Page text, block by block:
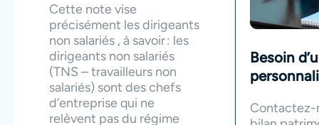
Cette note vise
précisément les dirigeants
non salariés , à savoir : les
dirigeants non salariés
(TNS – travailleurs non
salariés) sont des chefs
d’entreprise qui ne
relèvent pas du régime
Besoin
Contactez-